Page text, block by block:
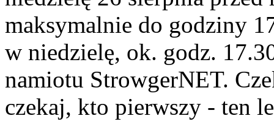
maksymalnie do godziny
w niedzielę, ok. godz.
namiotu StrowgerNET.
czekaj, kto pierwszy - ten